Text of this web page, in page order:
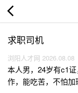
求职司机
浏阳人才网 2026.08.08
本人男，24岁有c1
作，能吃苦，不怕加